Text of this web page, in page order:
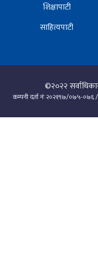
शिक्षापाटी
साहित्यपाटी
©२०२२
कम्पनी दर्ता नंः २०२१९७/०७५-०७६